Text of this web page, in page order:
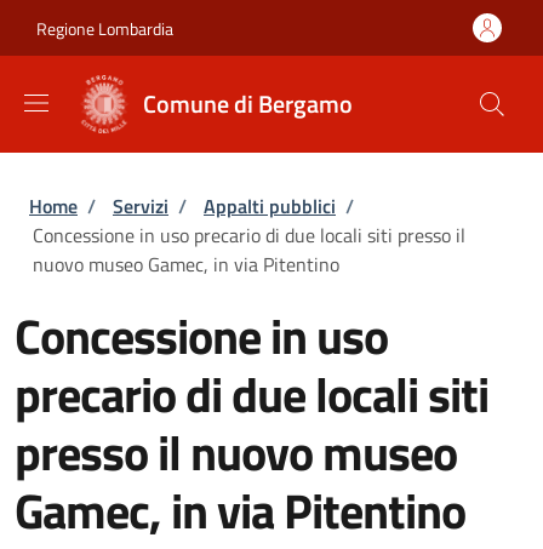
Regione Lombardia
Comune di Bergamo
Briciole di pane
Home / Servizi / Appalti pubblici /
Concessione in uso precario di due locali siti presso il
nuovo museo Gamec, in via Pitentino
Concessione in uso
precario di due locali siti
presso il nuovo museo
Gamec, in via Pitentino